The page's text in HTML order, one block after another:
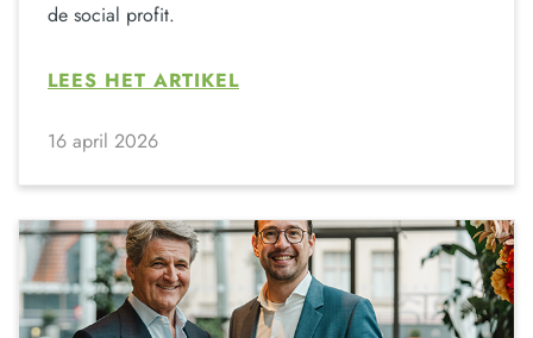
de social profit.
LEES HET ARTIKEL
16 april 2026